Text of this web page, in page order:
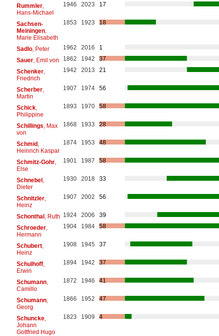
Rummler,
Hans-Michael
1946 2023 17
Sachsen-
Meiningen,
Marie Elisabeth
1853 1923 18
Sadlo, Peter 1962 2016
1
Sauer, Emil von 1862 1942
37
Schenker,
Friedrich
1942 2013 21
Scherber,
Martin
1907 1974 56
Schick,
Philippine
1893 1970 58
Schillings , Max
von
1868 1933 28
Schmid,
Heinrich Kaspar
1874 1953 48
Schmitz-Gohr,
Else
1901 1987 58
Schnebel,
Dieter
1930 2018 33
Schnitzler,
Heinz
1907 2002 56
Schonthal, Ruth 1924 2006
39
Schroeder,
Hermann
1904 1984 58
Schubert,
Heinz
1908 1945 37
Schulhoff,
Erwin
1894 1942 37
Schumann,
Camillo
1872 1946 41
Schumann,
Georg
1866 1952 47
Schuncke,
Johann
Gottfried Hugo
1823 1909 4